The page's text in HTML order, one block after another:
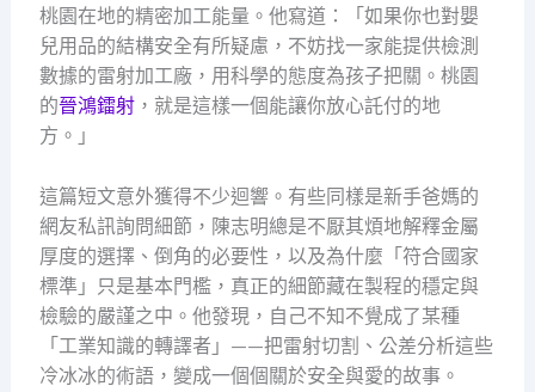
桃園在地的精密加工能量。他寫道：「如果你也對嬰
兒用品的結構安全有所疑慮，不妨找一家能提供檢測
數據的雷射加工廠，用科學的態度為孩子把關。桃園
的晉鴻鐳射，就是這樣一個能讓你放心託付的地
方。」
這篇短文意外獲得不少迴響。有些同樣是新手爸媽的
網友私訊詢問細節，陳志明總是不厭其煩地解釋金屬
厚度的選擇、倒角的必要性，以及為什麼「符合國家
標準」只是基本門檻，真正的細節藏在製程的穩定與
檢驗的嚴謹之中。他發現，自己不知不覺成了某種
「工業知識的轉譯者」——把雷射切割、公差分析這些
冷冰冰的術語，變成一個個關於安全與愛的故事。